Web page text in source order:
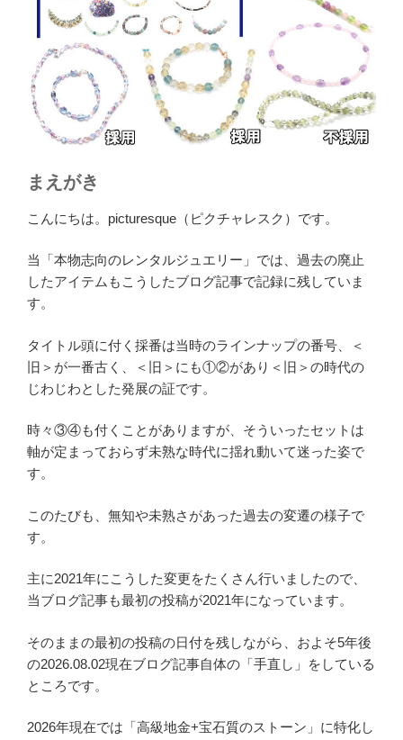
まえがき
こんにちは。picturesque（ピクチャレスク）です。
当「本物志向のレンタルジュエリー」では、過去の廃止
したアイテムもこうしたブログ記事で記録に残していま
す。
タイトル頭に付く採番は当時のラインナップの番号、＜
旧＞が一番古く、＜旧＞にも①②があり＜旧＞の時代の
じわじわとした発展の証です。
時々③④も付くことがありますが、そういったセットは
軸が定まっておらず未熟な時代に揺れ動いて迷った姿で
す。
このたびも、無知や未熟さがあった過去の変遷の様子で
す。
主に2021年にこうした変更をたくさん行いましたので、
当ブログ記事も最初の投稿が2021年になっています。
そのままの最初の投稿の日付を残しながら、およそ5年後
の2026.08.02現在ブログ記事自体の「手直し」をしている
ところです。
2026年現在では「高級地金+宝石質のストーン」に特化し